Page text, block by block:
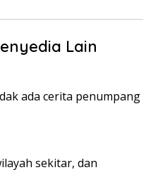
Lain
ada cerita penumpang
sekitar, dan